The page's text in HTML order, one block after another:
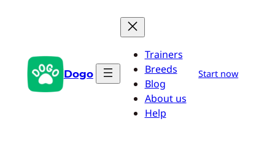
Dogo
Trainers
Breeds
Blog
About us
Help
Start now